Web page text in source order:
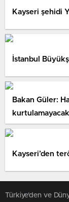
Kayseri şehidi
İstanbul
Bakan Güler:
kurtulamayacak
Kayseri’den
Türkiye'den ve